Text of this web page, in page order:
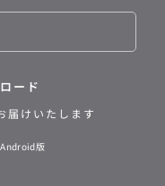
ード
届けいたします
Android版